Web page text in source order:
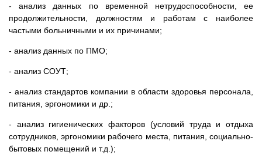
- анализ данных по временной нетрудоспособности, ее
продолжительности, должностям и работам с наиболее
частыми больничными и их причинами;
- анализ данных по ПМО;
- анализ СОУТ;
- анализ стандартов компании в области здоровья персонала,
питания, эргономики и др.;
- анализ гигиенических факторов (условий труда и отдыха
сотрудников, эргономики рабочего места, питания, социально-
бытовых помещений и т.д.);